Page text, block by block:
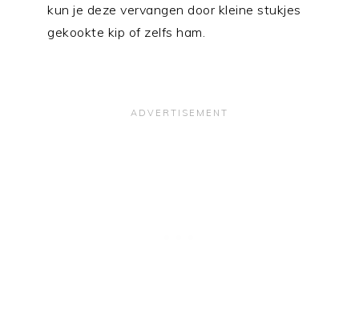
kun je deze vervangen door kleine stukjes
gekookte kip of zelfs ham.